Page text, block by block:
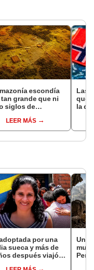
escondía
grande que ni
siglos de
el hallazgo
cambiar todo lo
LEER MÁS
Las
que
la de
por una
sueca y más de
después viajó a
Un